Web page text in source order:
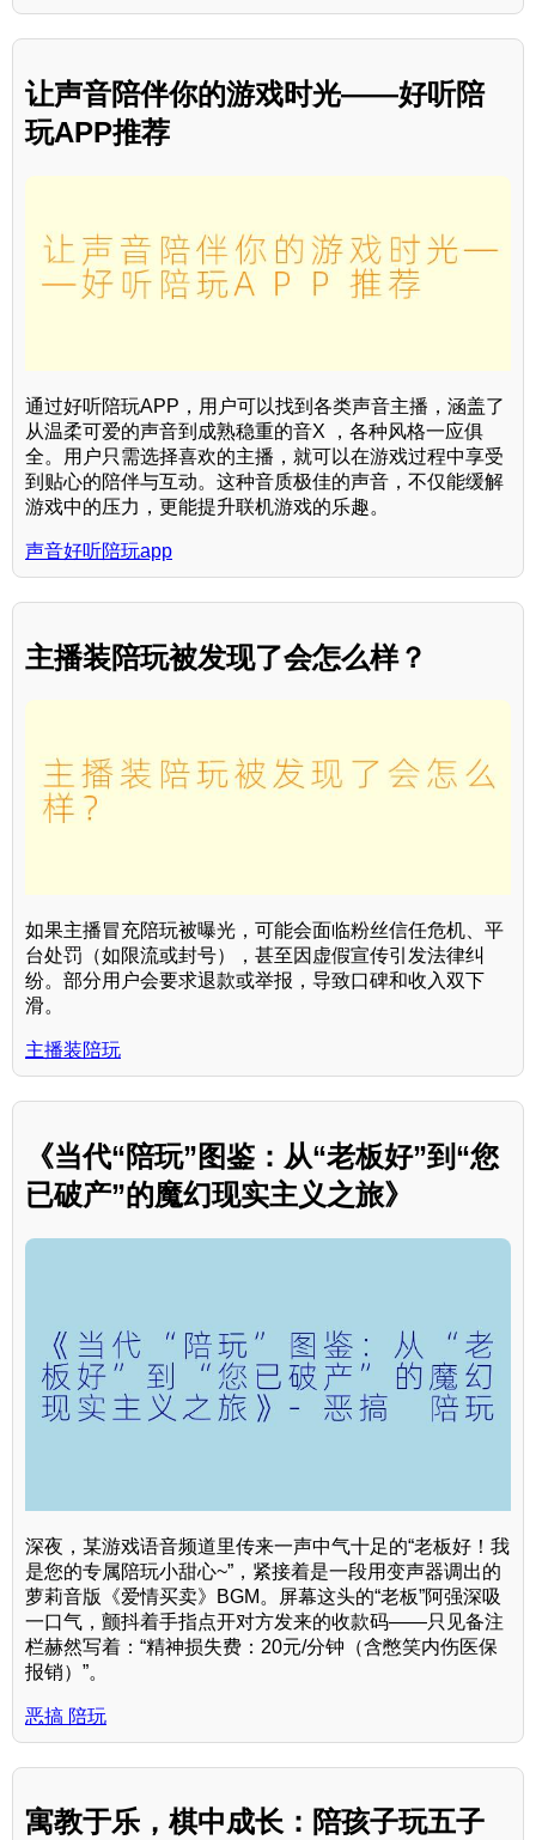
让声音陪伴你的游戏时光——好听陪
玩APP推荐
通过好听陪玩APP，用户可以找到各类声音主播，涵盖了
从温柔可爱的声音到成熟稳重的音X ，各种风格一应俱
全。用户只需选择喜欢的主播，就可以在游戏过程中享受
到贴心的陪伴与互动。这种音质极佳的声音，不仅能缓解
游戏中的压力，更能提升联机游戏的乐趣。
声音好听陪玩app
主播装陪玩被发现了会怎么样？
如果主播冒充陪玩被曝光，可能会面临粉丝信任危机、平
台处罚（如限流或封号），甚至因虚假宣传引发法律纠
纷。部分用户会要求退款或举报，导致口碑和收入双下
滑。
主播装陪玩
《当代“陪玩”图鉴：从“老板好”到“您
已破产”的魔幻现实主义之旅》
深夜，某游戏语音频道里传来一声中气十足的“老板好！我
是您的专属陪玩小甜心~”，紧接着是一段用变声器调出的
萝莉音版《爱情买卖》BGM。屏幕这头的“老板”阿强深吸
一口气，颤抖着手指点开对方发来的收款码——只见备注
栏赫然写着：“精神损失费：20元/分钟（含憋笑内伤医保
报销）”。
恶搞 陪玩
寓教于乐，棋中成长：陪孩子玩五子